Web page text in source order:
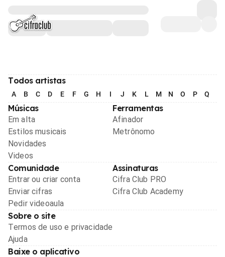
Todos artistas
A B C D E F G H I J K L M N O P Q
Músicas
Em alta
Estilos musicais
Novidades
Videos
Ferramentas
Afinador
Metrônomo
Comunidade
Entrar ou criar conta
Enviar cifras
Pedir videoaula
Assinaturas
Cifra Club PRO
Cifra Club Academy
Sobre o site
Termos de uso e privacidade
Ajuda
Baixe o aplicativo